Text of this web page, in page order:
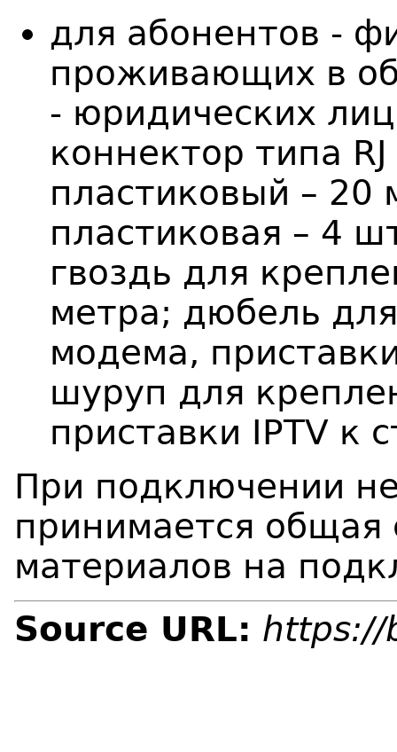
для абонентов -
проживающих в
- юридических
коннектор типа
пластиковый – 20
пластиковая – 4
гвоздь для
метра; дюбель
модема,
шуруп для
приставки IPTV к
При подключении
принимается
материалов на
Source URL: https://